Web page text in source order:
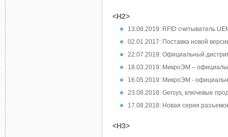
<H2>
13.08.2019: RFID считыватель
02.01.2017: Поставка новой
22.07.2019: Официальный
18.03.2019: МикроЭМ –
16.05.2019: МикроЭМ -
23.08.2018: Gersys, ключевые
17.08.2018: Новая серия
<H3>